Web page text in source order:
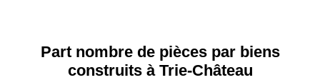
42000 -Saint-
1 404 € 2 013 €
Part nombre de pièces par biens
construits à Trie-Château